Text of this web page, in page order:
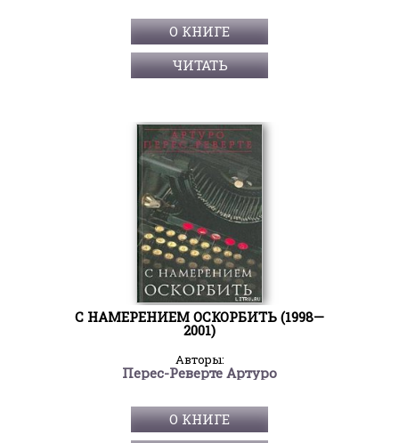
О КНИГЕ
ЧИТАТЬ
С НАМЕРЕНИЕМ ОСКОРБИТЬ (1998—
2001)
Авторы:
Перес-Реверте Артуро
О КНИГЕ